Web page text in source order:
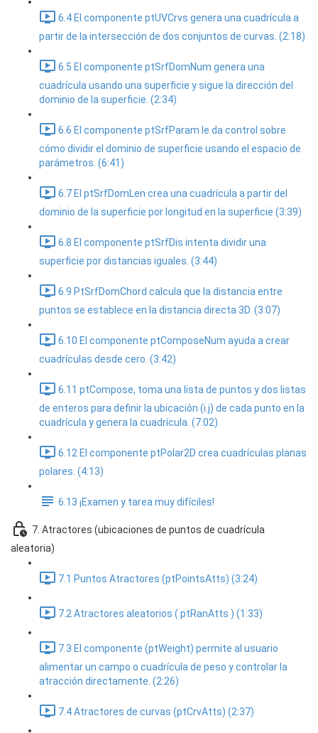
6.4 El componente ptUVCrvs genera una cuadrícula a
partir de la intersección de dos conjuntos de curvas. (2:18)
6.5 El componente ptSrfDomNum genera una
cuadrícula usando una superficie y sigue la dirección del
dominio de la superficie. (2:34)
6.6 El componente ptSrfParam le da control sobre
cómo dividir el dominio de superficie usando el espacio de
parámetros. (6:41)
6.7 El ptSrfDomLen crea una cuadrícula a partir del
dominio de la superficie por longitud en la superficie (3:39)
6.8 El componente ptSrfDis intenta dividir una
superficie por distancias iguales. (3:44)
6.9 PtSrfDomChord calcula que la distancia entre
puntos se establece en la distancia directa 3D. (3:07)
6.10 El componente ptComposeNum ayuda a crear
cuadrículas desde cero. (3:42)
6.11 ptCompose, toma una lista de puntos y dos listas
de enteros para definir la ubicación (i.j) de cada punto en la
cuadrícula y genera la cuadrícula. (7:02)
6.12 El componente ptPolar2D crea cuadrículas planas
polares. (4:13)
6.13 ¡Examen y tarea muy difíciles!
7. Atractores (ubicaciones de puntos de cuadrícula
aleatoria)
7.1 Puntos Atractores (ptPointsAtts) (3:24)
7.2 Atractores aleatorios ( ptRanAtts ) (1:33)
7.3 El componente (ptWeight) permite al usuario
alimentar un campo o cuadrícula de peso y controlar la
atracción directamente. (2:26)
7.4 Atractores de curvas (ptCrvAtts) (2:37)